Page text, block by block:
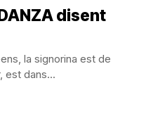
disent
la signorina est de
est dans...